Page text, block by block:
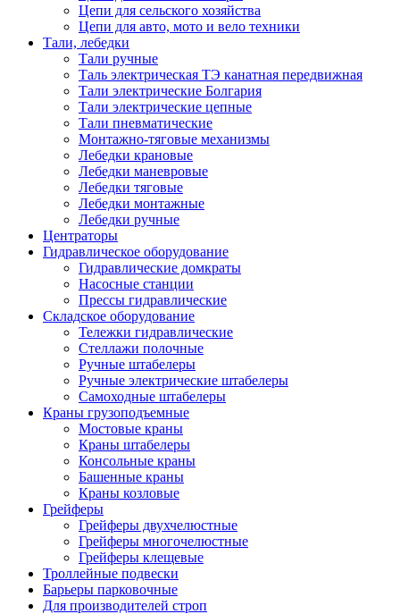
Цепи для сельского хозяйства
Цепи для авто, мото и вело техники
Тали, лебедки
Тали ручные
Таль электрическая ТЭ канатная передвижная
Тали электрические Болгария
Тали электрические цепные
Тали пневматические
Монтажно-тяговые механизмы
Лебедки крановые
Лебедки маневровые
Лебедки тяговые
Лебедки монтажные
Лебедки ручные
Центраторы
Гидравлическое оборудование
Гидравлические домкраты
Насосные станции
Прессы гидравлические
Складское оборудование
Тележки гидравлические
Cтеллажи полочные
Ручные штабелеры
Ручные электрические штабелеры
Самоходные штабелеры
Краны грузоподъемные
Мостовые краны
Краны штабелеры
Консольные краны
Башенные краны
Краны козловые
Грейферы
Грейферы двухчелюстные
Грейферы многочелюстные
Грейферы клещевые
Троллейные подвески
Барьеры парковочные
Для производителей строп